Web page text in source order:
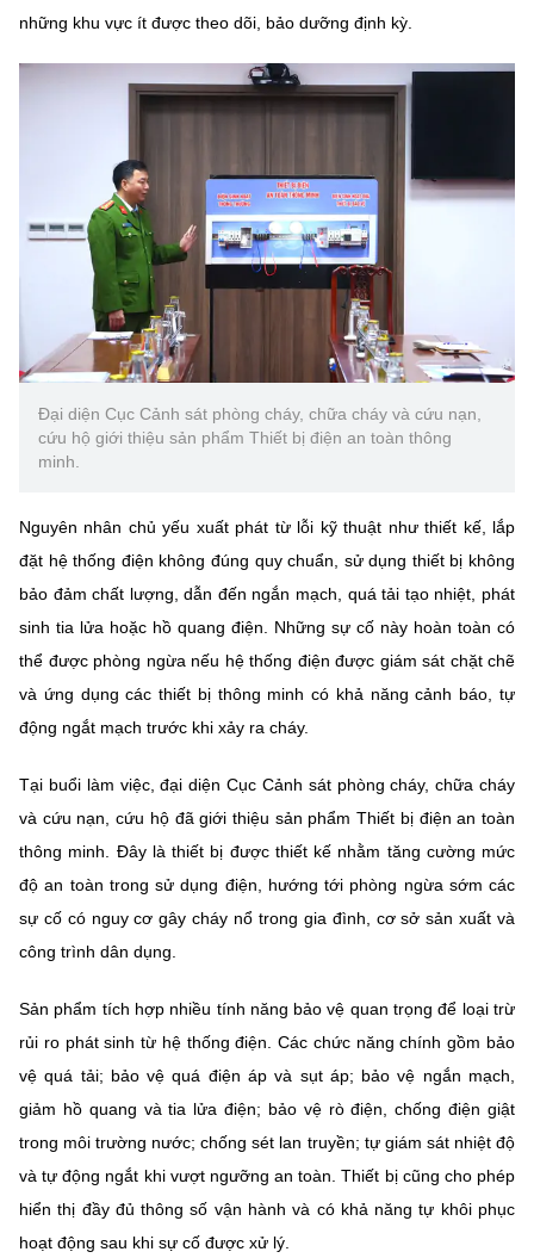
Nhiệm vụ trọng tâm
Chọn ngôn ngữ
Vietnamese English
BỘ KHOA HỌC VÀ CÔNG NGHỆ
MINISTRY OF SCIENCE AND TECHNOLOGY
Điều khoản sử dụng Góp ý
Cơ quan chủ quản: Bộ Khoa học và Công nghệ (MST)
Chịu trách nhiệm nội dung: Nguyễn Thị Hải Hằng
Giám đốc Trung tâm Truyền thông Khoa học và Công nghệ.
Liên hệ
Email:
stc@mst.gov.vn
©2026 Bản quyền thuộc Bộ Khoa Học và Công Nghệ
(Ghi rõ nguồn "https://mst.gov.vn" khi phát hành lại thông tin từ
website này)
những khu vực ít được theo dõi, bảo dưỡng định kỳ.
Đại diện Cục Cảnh sát phòng cháy, chữa cháy và cứu nạn,
cứu hộ giới thiệu sản phẩm Thiết bị điện an toàn thông
minh.
Nguyên nhân chủ yếu xuất phát từ lỗi kỹ thuật như thiết kế, lắp
đặt hệ thống điện không đúng quy chuẩn, sử dụng thiết bị không
bảo đảm chất lượng, dẫn đến ngắn mạch, quá tải tạo nhiệt, phát
sinh tia lửa hoặc hồ quang điện. Những sự cố này hoàn toàn có
thể được phòng ngừa nếu hệ thống điện được giám sát chặt chẽ
và ứng dụng các thiết bị thông minh có khả năng cảnh báo, tự
động ngắt mạch trước khi xảy ra cháy.
Tại buổi làm việc, đại diện Cục Cảnh sát phòng cháy, chữa cháy
và cứu nạn, cứu hộ đã giới thiệu sản phẩm Thiết bị điện an toàn
thông minh. Đây là thiết bị được thiết kế nhằm tăng cường mức
độ an toàn trong sử dụng điện, hướng tới phòng ngừa sớm các
sự cố có nguy cơ gây cháy nổ trong gia đình, cơ sở sản xuất và
công trình dân dụng.
Sản phẩm tích hợp nhiều tính năng bảo vệ quan trọng để loại trừ
rủi ro phát sinh từ hệ thống điện. Các chức năng chính gồm bảo
vệ quá tải; bảo vệ quá điện áp và sụt áp; bảo vệ ngắn mạch,
giảm hồ quang và tia lửa điện; bảo vệ rò điện, chống điện giật
trong môi trường nước; chống sét lan truyền; tự giám sát nhiệt độ
và tự động ngắt khi vượt ngưỡng an toàn. Thiết bị cũng cho phép
hiển thị đầy đủ thông số vận hành và có khả năng tự khôi phục
hoạt động sau khi sự cố được xử lý.